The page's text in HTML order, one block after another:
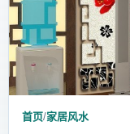
家具知识
家装攻略
首页/家居风水